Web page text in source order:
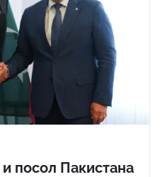
посол Пакистана